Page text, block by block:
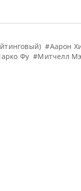
#Аарон
Фу #Митчелл